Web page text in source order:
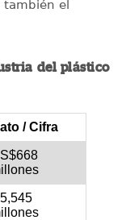
también el
del plástico
/ Cifra